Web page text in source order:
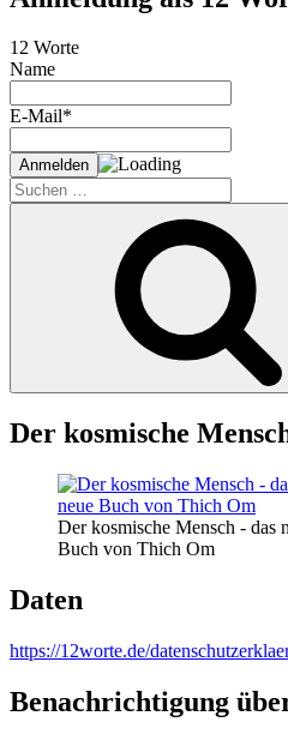
12 Worte
Name
E-Mail*
Suche
nach:
Der kosmische
Der kosmische Mensch - das
Buch von Thich Om
Daten
https://12worte.de/
Benachrichtigung